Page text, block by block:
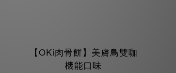
【OKi肉骨餅】美膚鳥雙咖
機能口味